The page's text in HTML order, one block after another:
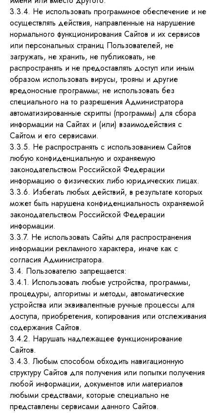
3.3.4. Не использовать программное обеспечение и не
осуществлять действия, направленные на нарушение
нормального функционирования Сайтов и их сервисов
или персональных страниц Пользователей, не
загружать, не хранить, не публиковать, не
распространять и не предоставлять доступ или иным
образом использовать вирусы, трояны и другие
вредоносные программы; не использовать без
специального на то разрешения Администратора
автоматизированные скрипты (программы) для сбора
информации на Сайтах и (или) взаимодействия с
Сайтом и его сервисами.
3.3.5. Не распространять с использованием Сайтов
любую конфиденциальную и охраняемую
законодательством Российской Федерации
информацию о физических либо юридических лицах.
3.3.6. Избегать любых действий, в результате которых
может быть нарушена конфиденциальность охраняемой
законодательством Российской Федерации
информации.
3.3.7. Не использовать Сайты для распространения
информации рекламного характера, иначе как с
согласия Администратора.
3.4. Пользователю запрещается:
3.4.1. Использовать любые устройства, программы,
процедуры, алгоритмы и методы, автоматические
устройства или эквивалентные ручные процессы для
доступа, приобретения, копирования или отслеживания
содержания Сайтов.
3.4.2. Нарушать надлежащее функционирование
Сайтов.
3.4.3. Любым способом обходить навигационную
структуру Сайтов для получения или попытки получения
любой информации, документов или материалов
любыми средствами, которые специально не
представлены сервисами данного Сайтов.